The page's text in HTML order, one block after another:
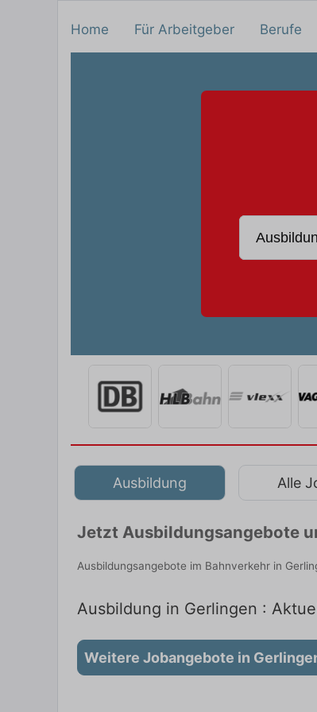
Home Für Arbeitgeber Berufe
Ausbildung Alle
Jetzt Ausbildungsangebote
Ausbildungsangebote im Bahnverkehr in
Ausbildung in Gerlingen :
Weitere Jobangebote in